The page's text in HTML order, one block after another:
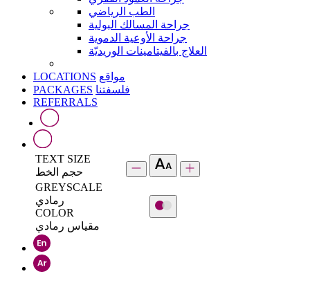
الطب الرياضي
جراحة المسالك البولية
جراحة الأوعية الدموية
العلاج بالفيتامينات الوريديّة
LOCATIONS مواقع
PACKAGES فلسفتنا
REFERRALS
TEXT SIZE
حجم الخط
GREYSCALE
رمادي
COLOR
مقياس رمادي